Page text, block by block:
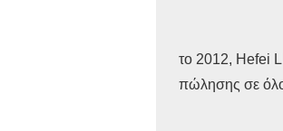
το 2012, Hefei
πώλησης σε